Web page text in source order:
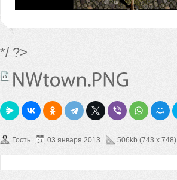
*/ ?>
Гость 03 января 2013 506kb (743 x 748)